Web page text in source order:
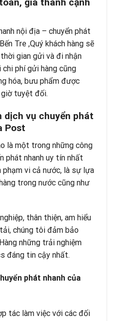
nội địa – chuyển phát
Tre ,Quý khách hàng sẽ
gian gửi và đi nhận
phí gửi hàng cũng
hóa, bưu phẩm được
giờ tuyệt đối.
dịch vụ chuyển phát
Post
là một trong những công
phát nhanh uy tín nhất
vi cả nước, là sự lựa
trong nước cũng như
thân thiện, am hiểu
chúng tôi đảm bảo
những trải nghiệm
đáng tin cậy nhất.
phát nhanh của
tác làm việc với các đối